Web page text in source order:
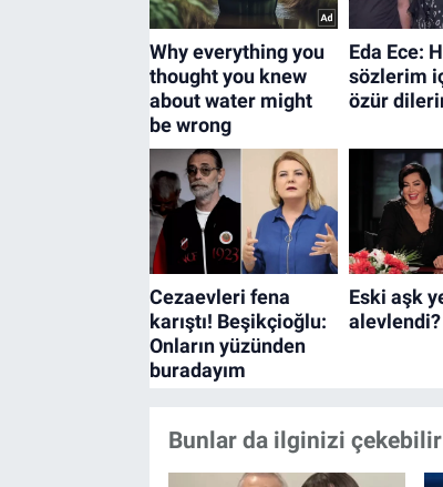
Bunlar da ilginizi çekebilir